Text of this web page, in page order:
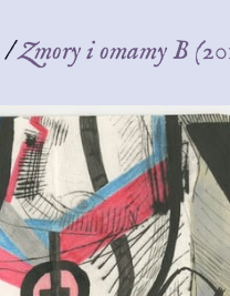
/Zmory i omamy B